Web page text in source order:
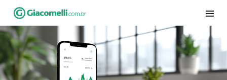
Skip
content